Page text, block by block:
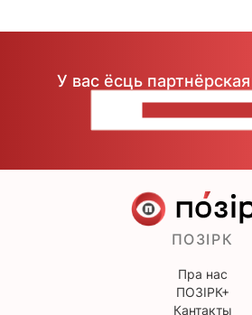
У вас ёсць
ПОЗІРК
Пра нас
ПОЗІРК+
Кантакты